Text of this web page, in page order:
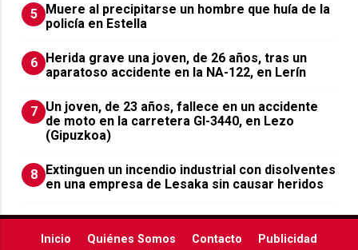
5 Muere al precipitarse un hombre que huía de la
policía en Estella
6 Herida grave una joven, de 26 años, tras un
aparatoso accidente en la NA-122, en Lerín
7 Un joven, de 23 años, fallece en un accidente
de moto en la carretera GI-3440, en Lezo
(Gipuzkoa)
8 Extinguen un incendio industrial con disolventes
en una empresa de Lesaka sin causar heridos
Inicio Quiénes Somos Contacto
Publicidad